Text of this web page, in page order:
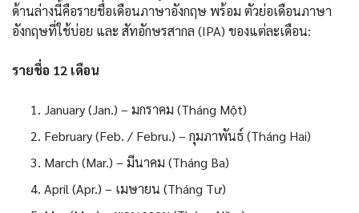
ด้านล่างนี้คือรายชื่อเดือนภาษาอังกฤษ พร้อม ตัวย่อเดือนภาษา
อังกฤษที่ใช้บ่อย และ สัทอักษรสากล (IPA) ของแต่ละเดือน:
รายชื่อ 12 เดือน
January (Jan.) – มกราคม (Tháng Một)
February (Feb. / Febru.) – กุมภาพันธ์ (Tháng Hai)
March (Mar.) – มีนาคม (Tháng Ba)
April (Apr.) – เมษายน (Tháng Tư)